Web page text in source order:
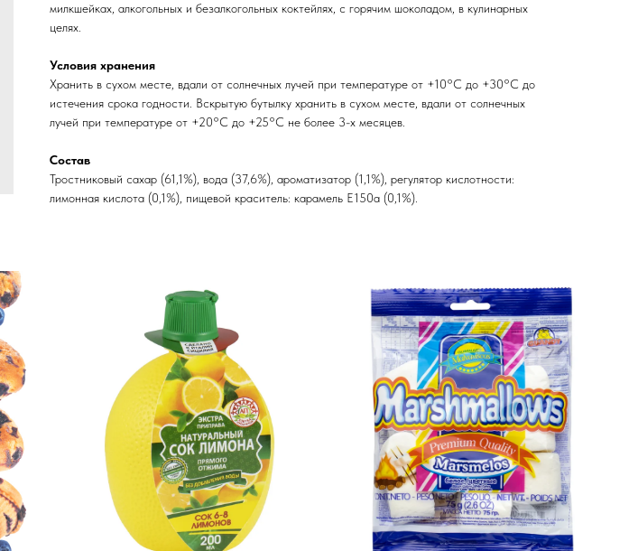
милкшейках, алкогольных и безалкогольных коктейлях, с горячим шоколадом, в кулинарных
целях.
Условия хранения
Хранить в сухом месте, вдали от солнечных лучей при температуре от +10°C до +30°C до
истечения срока годности. Вскрытую бутылку хранить в сухом месте, вдали от солнечных
лучей при температуре от +20°C до +25°C не более 3-х месяцев.
Состав
Тростниковый сахар (61,1%), вода (37,6%), ароматизатор (1,1%), регулятор кислотности:
лимонная кислота (0,1%), пищевой краситель: карамель Е150а (0,1%).